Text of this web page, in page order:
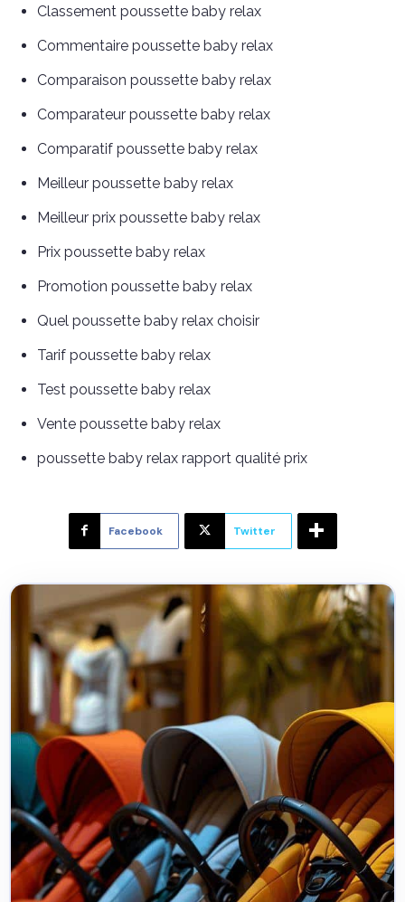
Classement poussette baby relax
Commentaire poussette baby relax
Comparaison poussette baby relax
Comparateur poussette baby relax
Comparatif poussette baby relax
Meilleur poussette baby relax
Meilleur prix poussette baby relax
Prix poussette baby relax
Promotion poussette baby relax
Quel poussette baby relax choisir
Tarif poussette baby relax
Test poussette baby relax
Vente poussette baby relax
poussette baby relax rapport qualité prix
Facebook Twitter